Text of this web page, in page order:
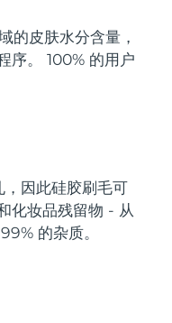
的皮肤水分含量，
序。 100% 的用户
因此硅胶刷毛可
化妆品残留物 - 从
的杂质。
预计送达日期 8/14/26
预计送达日期8/10/26
预计送达日期